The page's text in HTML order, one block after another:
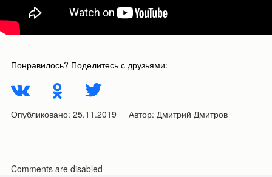
Понравилось? Поделитесь с друзьями:
Опубликовано: 25.11.2019 Автор: Дмитрий Дмитров
Comments are disabled